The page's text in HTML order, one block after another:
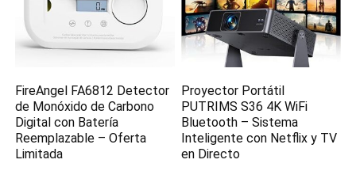
FireAngel FA6812 Detector
de Monóxido de Carbono
Digital con Batería
Reemplazable – Oferta
Limitada
Proyector Portátil
PUTRIMS S36 4K WiFi
Bluetooth – Sistema
Inteligente con Netflix y TV
en Directo